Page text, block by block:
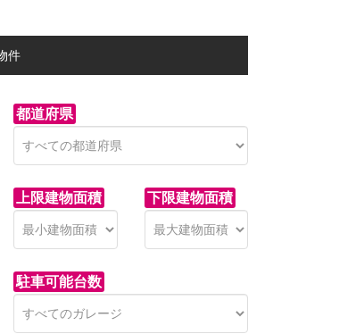
件
都道府県
上限建物面積 下限建物面積
駐車可能台数